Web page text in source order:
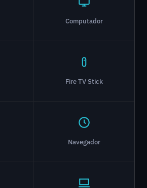
Computador
Fire TV Stick
Navegador